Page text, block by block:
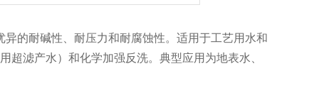
的耐碱性、耐压力和耐腐蚀性。适用于工艺用水和
滤产水）和化学加强反洗。典型应用为地表水、